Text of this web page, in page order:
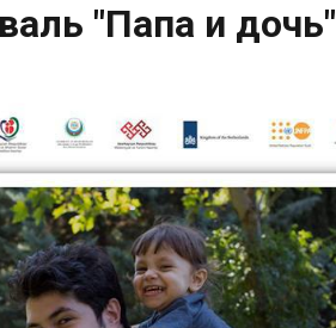
"Папа и дочь"